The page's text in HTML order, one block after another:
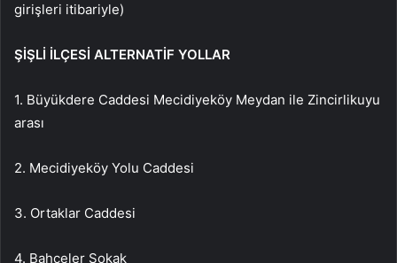
girişleri itibariyle)
ŞİŞLİ İLÇESİ ALTERNATİF YOLLAR
1. Büyükdere Caddesi Mecidiyeköy Meydan ile Zincirlikuyu
arası
2. Mecidiyeköy Yolu Caddesi
3. Ortaklar Caddesi
4. Bahçeler Sokak